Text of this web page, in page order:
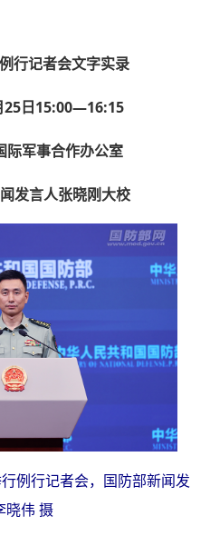
行记者会文字实录
25日15:00—16:15
际军事合作办公室
发言人张晓刚大校
例行记者会，国防部新闻发
晓伟 摄